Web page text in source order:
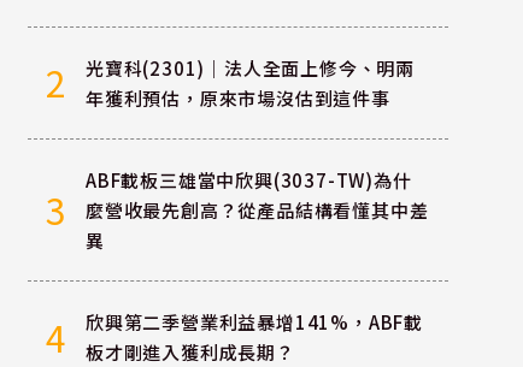
2
光寶科(2301)｜法人全面上修今、明兩
年獲利預估，原來市場沒估到這件事
3
ABF載板三雄當中欣興(3037-TW)為什
麼營收最先創高？從產品結構看懂其中差
異
4
欣興第二季營業利益暴增141%，ABF載
板才剛進入獲利成長期？